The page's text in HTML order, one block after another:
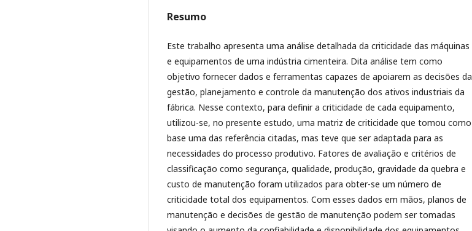
Resumo
Este trabalho apresenta uma análise detalhada da criticidade das máquinas
e equipamentos de uma indústria cimenteira. Dita análise tem como
objetivo fornecer dados e ferramentas capazes de apoiarem as decisões da
gestão, planejamento e controle da manutenção dos ativos industriais da
fábrica. Nesse contexto, para definir a criticidade de cada equipamento,
utilizou-se, no presente estudo, uma matriz de criticidade que tomou como
base uma das referência citadas, mas teve que ser adaptada para as
necessidades do processo produtivo. Fatores de avaliação e critérios de
classificação como segurança, qualidade, produção, gravidade da quebra e
custo de manutenção foram utilizados para obter-se um número de
criticidade total dos equipamentos. Com esses dados em mãos, planos de
manutenção e decisões de gestão de manutenção podem ser tomadas